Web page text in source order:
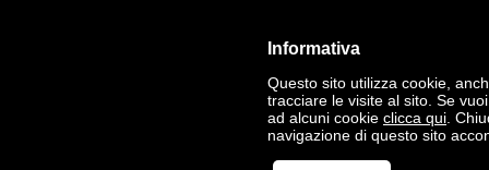
Informativa
Questo sito utilizza cookie,
tracciare le visite al sito. Se
ad alcuni cookie clicca qui .
navigazione di questo sito